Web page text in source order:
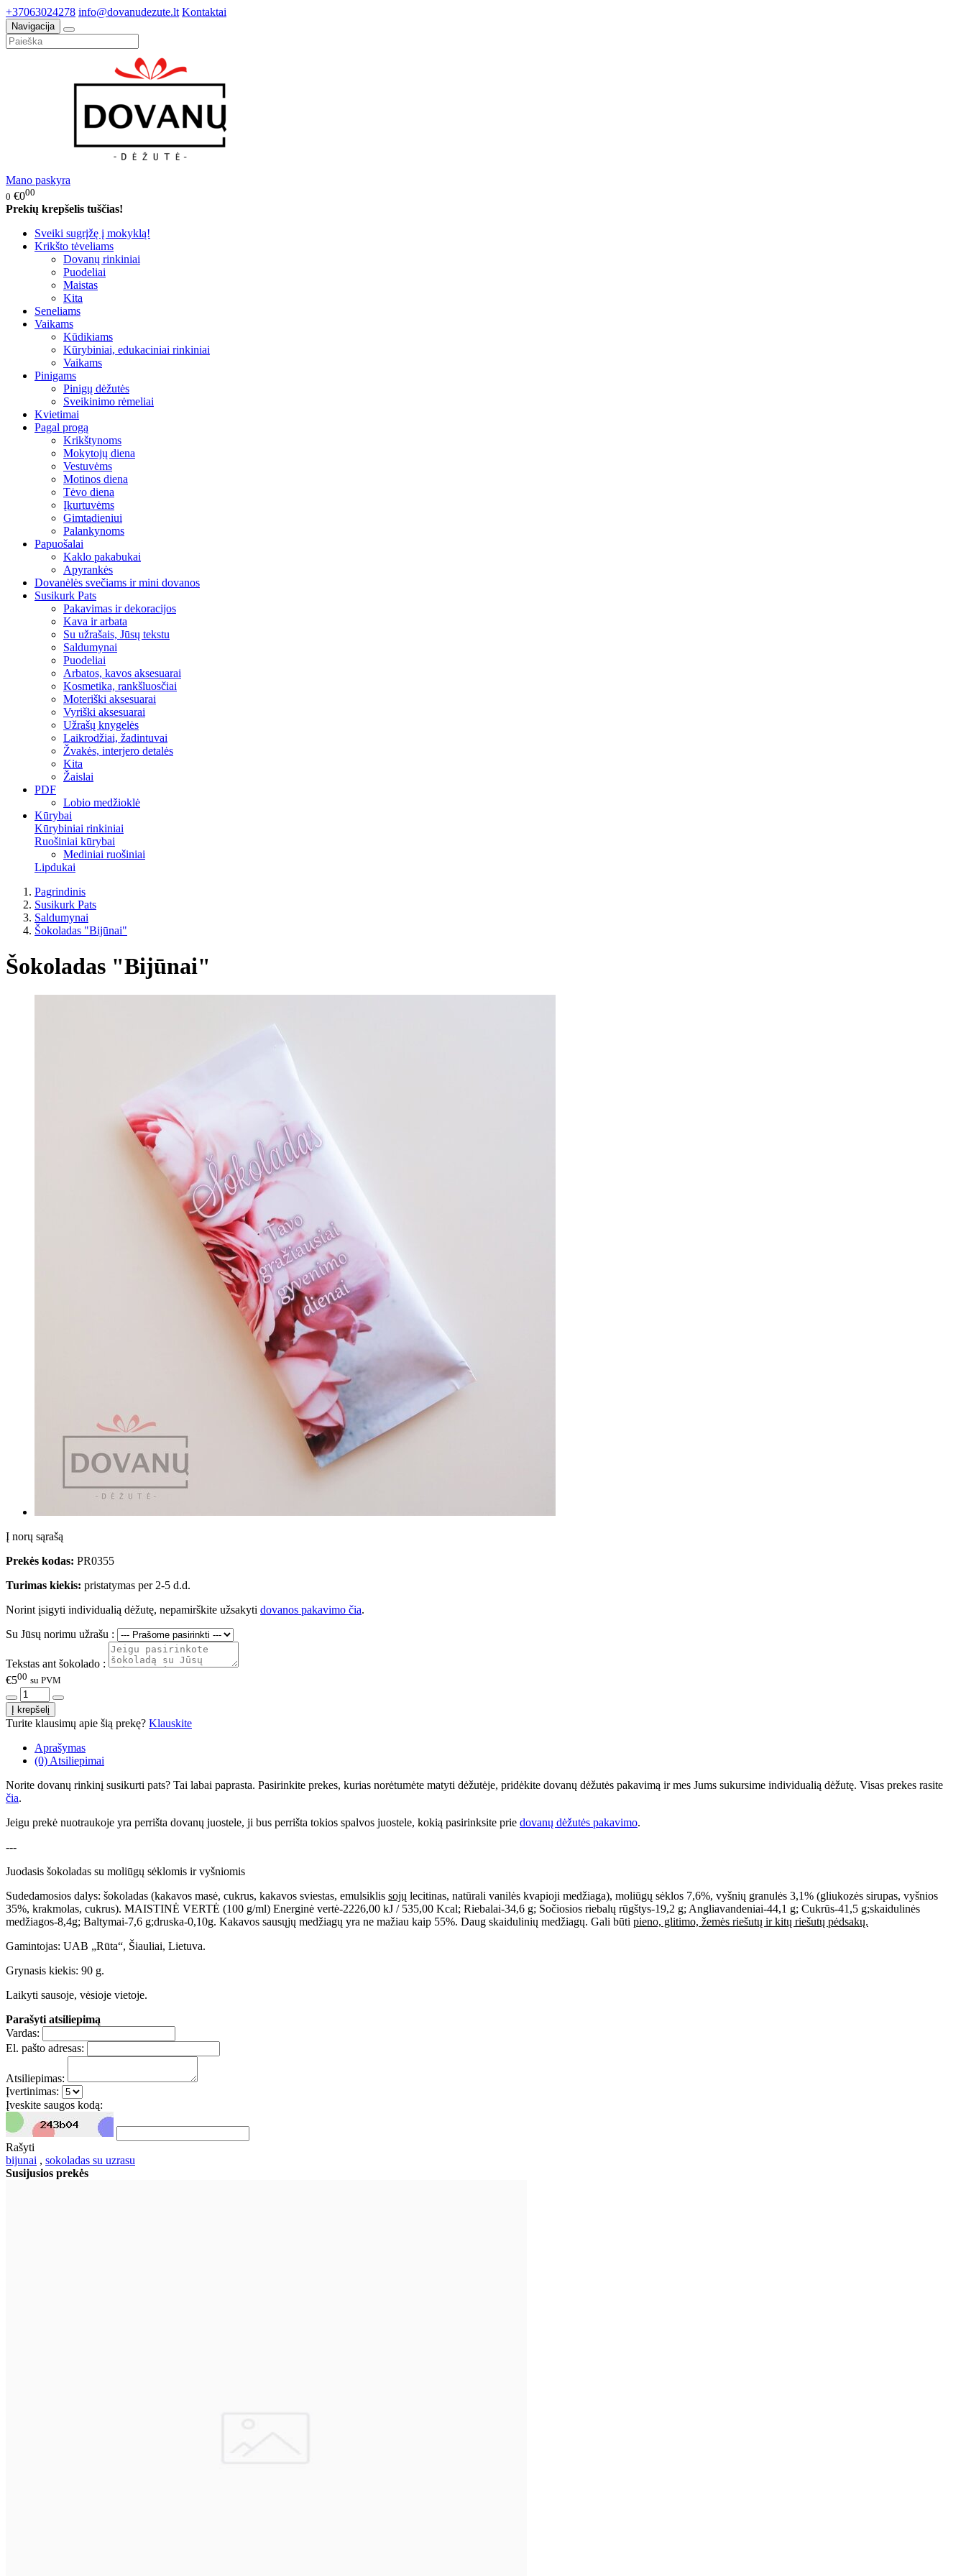
+37063024278 info@dovanudezute.lt Kontaktai
Navigacija
Mano paskyra
0 €000
Prekių krepšelis tuščias!
Sveiki sugrįžę į mokyklą!
Krikšto tėveliams
Dovanų rinkiniai
Puodeliai
Maistas
Kita
Seneliams
Vaikams
Kūdikiams
Kūrybiniai, edukaciniai rinkiniai
Vaikams
Pinigams
Pinigų dėžutės
Sveikinimo rėmeliai
Kvietimai
Pagal progą
Krikštynoms
Mokytojų diena
Vestuvėms
Motinos diena
Tėvo diena
Įkurtuvėms
Gimtadieniui
Palankynoms
Papuošalai
Kaklo pakabukai
Apyrankės
Dovanėlės svečiams ir mini dovanos
Susikurk Pats
Pakavimas ir dekoracijos
Kava ir arbata
Su užrašais, Jūsų tekstu
Saldumynai
Puodeliai
Arbatos, kavos aksesuarai
Kosmetika, rankšluosčiai
Moteriški aksesuarai
Vyriški aksesuarai
Užrašų knygelės
Laikrodžiai, žadintuvai
Žvakės, interjero detalės
Kita
Žaislai
PDF
Lobio medžioklė
Kūrybai
Kūrybiniai rinkiniai
Ruošiniai kūrybai
Mediniai ruošiniai
Lipdukai
Pagrindinis
Susikurk Pats
Saldumynai
Šokoladas "Bijūnai"
Šokoladas "Bijūnai"
Į norų sąrašą
Prekės kodas: PR0355
Turimas kiekis: pristatymas per 2-5 d.d.
Norint įsigyti individualią dėžutę, nepamirškite užsakyti dovanos pakavimo čia.
Su Jūsų norimu užrašu :
Tekstas ant šokolado :
€500 su PVM
Turite klausimų apie šią prekę? Klauskite
Aprašymas
(0) Atsiliepimai
Norite dovanų rinkinį susikurti pats? Tai labai paprasta. Pasirinkite prekes, kurias norėtumėte matyti dėžutėje, pridėkite dovanų dėžutės pakavimą ir mes Jums sukursime individualią dėžutę. Visas prekes rasite
čia.
Jeigu prekė nuotraukoje yra perrišta dovanų juostele, ji bus perrišta tokios spalvos juostele, kokią pasirinksite prie dovanų dėžutės pakavimo.
---
Juodasis šokoladas su moliūgų sėklomis ir vyšniomis
Sudedamosios dalys: šokoladas (kakavos masė, cukrus, kakavos sviestas, emulsiklis sojų lecitinas, natūrali vanilės kvapioji medžiaga), moliūgų sėklos 7,6%, vyšnių granulės 3,1% (gliukozės sirupas, vyšnios
35%, krakmolas, cukrus). MAISTINĖ VERTĖ (100 g/ml) Energinė vertė-2226,00 kJ / 535,00 Kcal; Riebalai-34,6 g; Sočiosios riebalų rūgštys-19,2 g; Angliavandeniai-44,1 g; Cukrūs-41,5 g;skaidulinės
medžiagos-8,4g; Baltymai-7,6 g;druska-0,10g. Kakavos sausųjų medžiagų yra ne mažiau kaip 55%. Daug skaidulinių medžiagų. Gali būti pieno, glitimo, žemės riešutų ir kitų riešutų pėdsakų.
Gamintojas: UAB „Rūta“, Šiauliai, Lietuva.
Grynasis kiekis: 90 g.
Laikyti sausoje, vėsioje vietoje.
Parašyti atsiliepimą
Vardas:
El. pašto adresas:
Atsiliepimas:
Įvertinimas:
Įveskite saugos kodą:
Rašyti
bijunai , sokoladas su uzrasu
Susijusios prekės